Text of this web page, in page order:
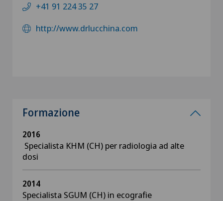
+41 91 224 35 27
http://www.drlucchina.com
Formazione
2016
Specialista KHM (CH) per radiologia ad alte
dosi
2014
Specialista SGUM (CH) in ecografie